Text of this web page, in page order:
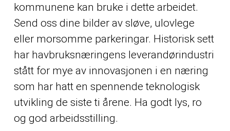
kommunene kan bruke i dette arbeidet.
Send oss dine bilder av sløve, ulovlege
eller morsomme parkeringar. Historisk sett
har havbruksnæringens leverandørindustri
stått for mye av innovasjonen i en næring
som har hatt en spennende teknologisk
utvikling de siste ti årene. Ha godt lys, ro
og god arbeidsstilling.